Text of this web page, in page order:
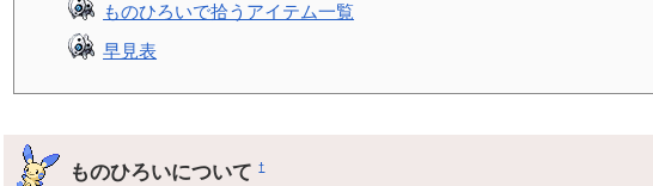
ものひろいで拾うアイテム一覧
早見表
ものひろいについて†